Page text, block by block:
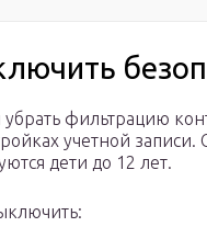
убрать фильтрацию
учетной
дети до 12 лет.